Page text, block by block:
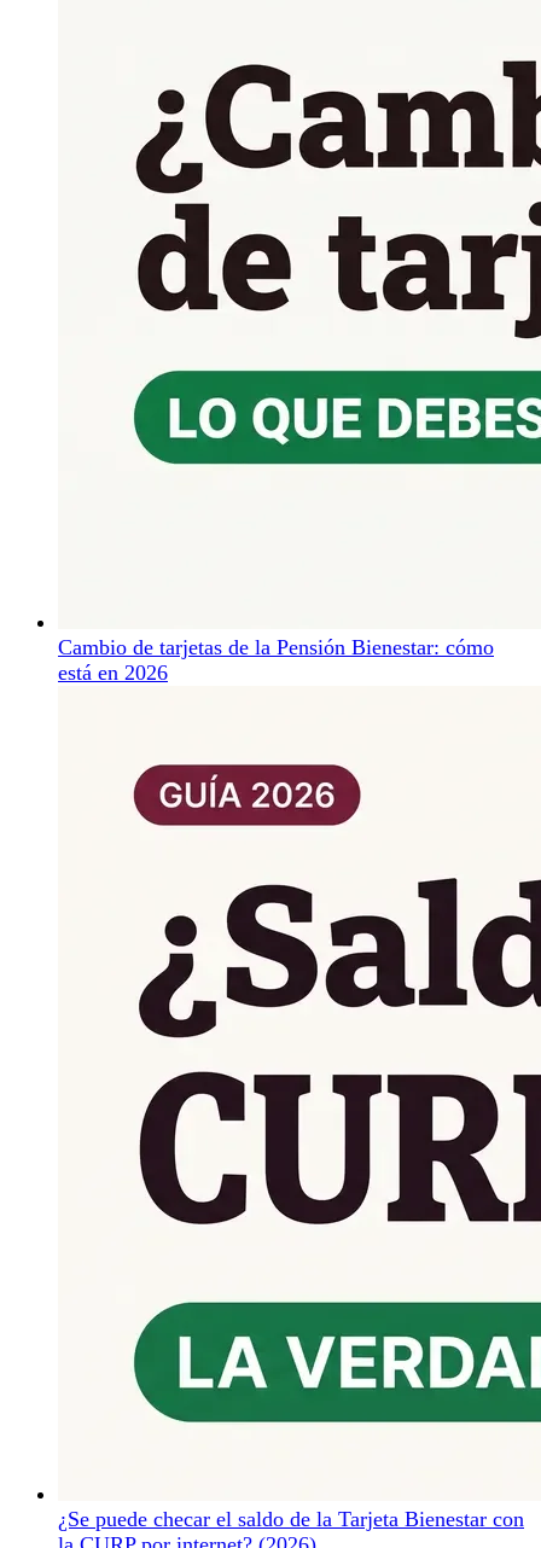
Cambio de tarjetas de la Pensión Bienestar: cómo
está en 2026
¿Se puede checar el saldo de la Tarjeta Bienestar con